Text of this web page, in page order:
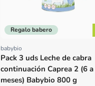
Regalo babero
Proveedor:
babybio
Pack 3 uds Leche de cabra
continuación Caprea 2 (6
meses) Babybio 800 g